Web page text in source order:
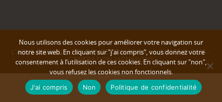
L'ABUS D'ALCOOL EST DANGEREUX POUR LA SANTÉ © 2025 -
GENERATION VIGNERONS
Nous utilisons des cookies pour améliorer votre navigation sur
notre site web. En cliquant sur "j'ai compris", vous donnez votre
consentement à l’utilisation de ces cookies. En cliquant sur "non",
vous refusez les cookies non fonctionnels.
J'ai compris Non Politique de confidentialité